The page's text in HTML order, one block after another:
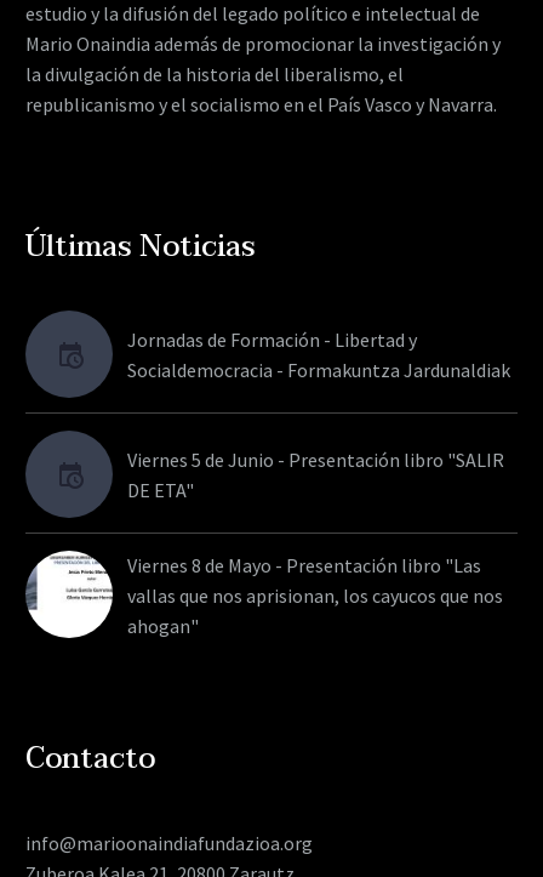
estudio y la difusión del legado político e intelectual de
Mario Onaindia además de promocionar la investigación y
la divulgación de la historia del liberalismo, el
republicanismo y el socialismo en el País Vasco y Navarra.
Últimas Noticias
Jornadas de Formación - Libertad y
Socialdemocracia - Formakuntza Jardunaldiak
Viernes 5 de Junio - Presentación libro "SALIR
DE ETA"
Viernes 8 de Mayo - Presentación libro "Las
vallas que nos aprisionan, los cayucos que nos
ahogan"
Contacto
info@marioonaindiafundazioa.org